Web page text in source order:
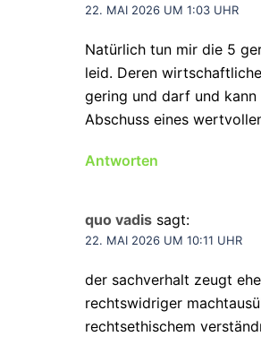
22. MAI 2026 UM 1:03 UHR
Natürlich tun mir die 5
leid. Deren
gering und darf und
Abschuss eines
Antworten
quo vadis sagt:
22. MAI 2026 UM 10:11 UHR
der sachverhalt zeugt
rechtswidriger
rechtsethischem